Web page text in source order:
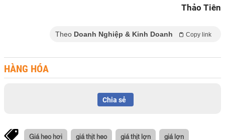
Thảo Tiên
Theo Doanh Nghiệp & Kinh Doanh Copy link
HÀNG HÓA
Chia sẻ
Giá heo hơi giá thịt heo giá thịt lợn giá lợn